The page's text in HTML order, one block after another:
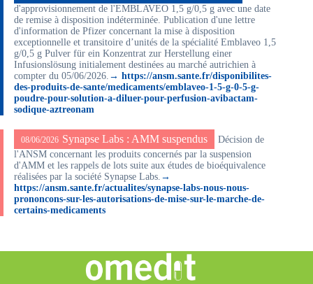
d'approvisionnement de l'EMBLAVEO 1,5 g/0,5 g avec une date
de remise à disposition indéterminée. Publication d'une lettre
d'information de Pfizer concernant la mise à disposition
exceptionnelle et transitoire d’unités de la spécialité Emblaveo 1,5
g/0,5 g Pulver für ein Konzentrat zur Herstellung einer
Infusionslösung initialement destinées au marché autrichien à
compter du 05/06/2026. → https://ansm.sante.fr/disponibilites-
des-produits-de-sante/medicaments/emblaveo-1-5-g-0-5-g-
poudre-pour-solution-a-diluer-pour-perfusion-avibactam-
sodique-aztreonam
08/06/2026 Synapse Labs : AMM suspendus
Décision de
l'ANSM concernant les produits concernés par la suspension
d'AMM et les rappels de lots suite aux études de bioéquivalence
réalisées par la société Synapse Labs. →
https://ansm.sante.fr/actualites/synapse-labs-nous-nous-
prononcons-sur-les-autorisations-de-mise-sur-le-marche-de-
certains-medicaments